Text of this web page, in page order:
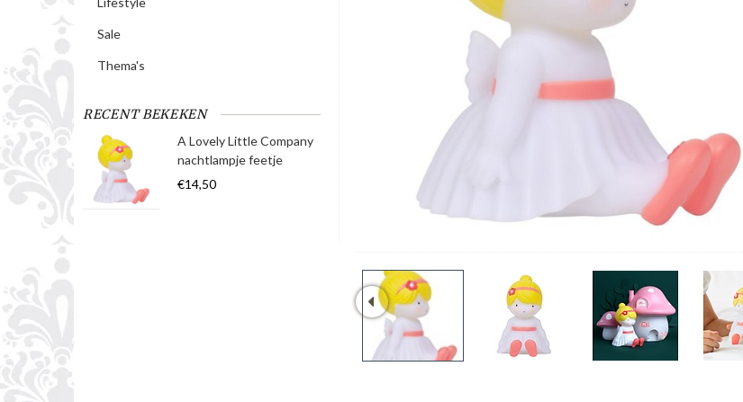
Sale
Thema's
RECENT BEKEKEN
A Lovely Little Company
nachtlampje feetje
€14,50